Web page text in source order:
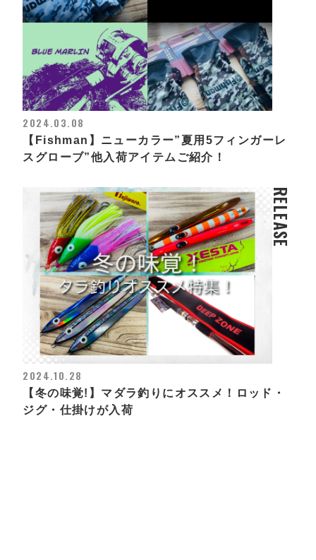
2024.03.08
【Fishman】ニューカラー”夏用5フィンガーレ
スグローブ”他入荷アイテムご紹介！
RELEASE
2024.10.28
【冬の味覚!】マダラ釣りにオススメ！ロッド・
ジグ・仕掛けが入荷